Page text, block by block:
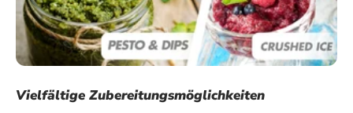
Vielfältige Zubereitungsmöglichkeiten